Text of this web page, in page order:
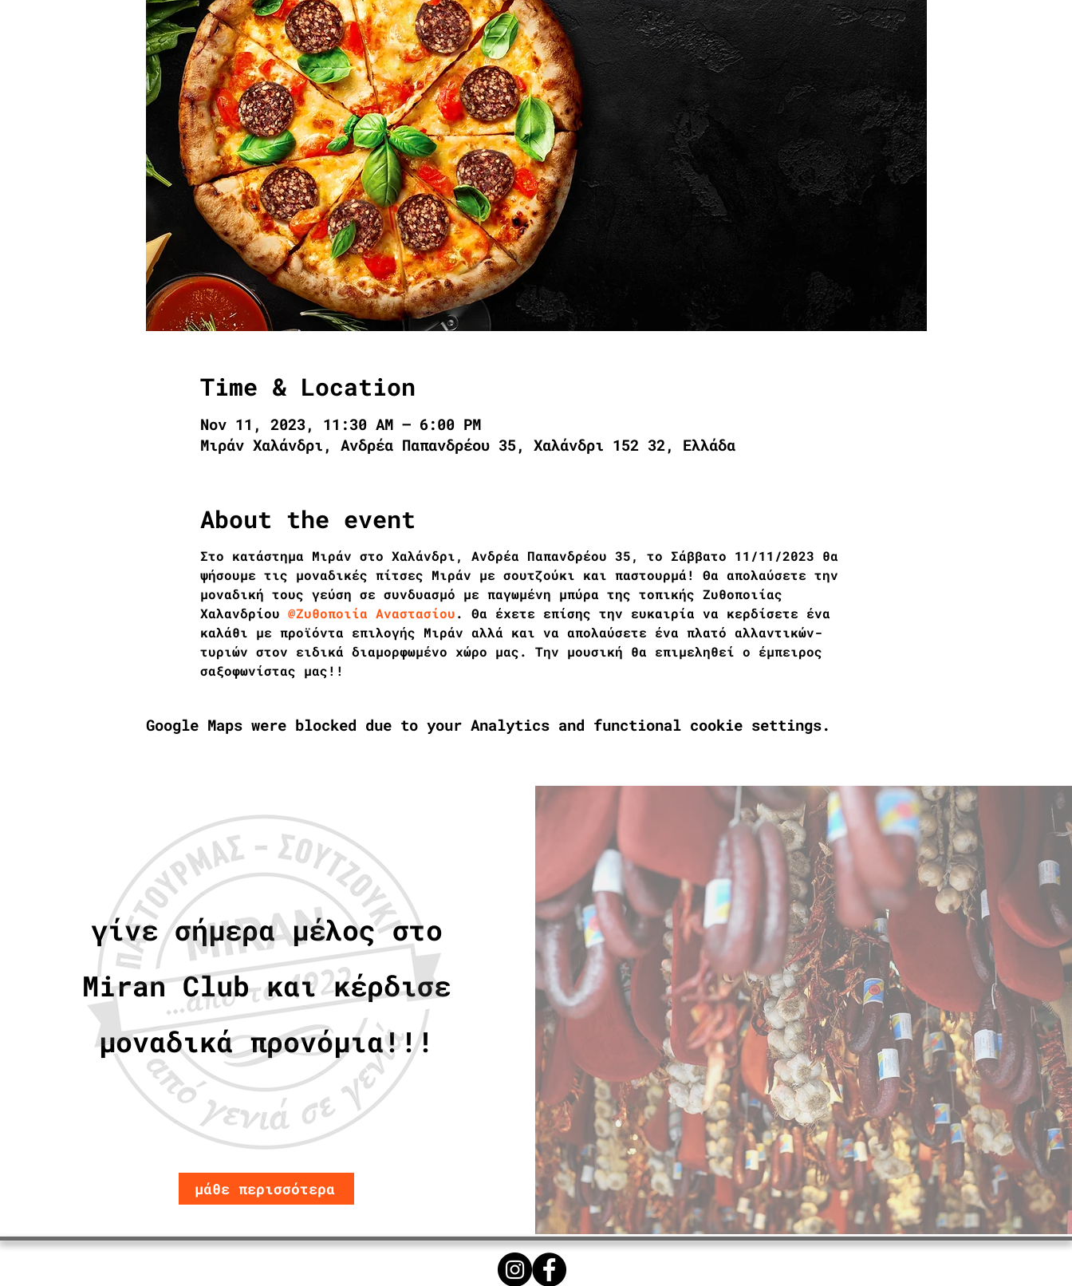
Time & Location
Nov 11, 2023, 11:30 AM – 6:00 PM
Μιράν Χαλάνδρι, Ανδρέα Παπανδρέου 35, Χαλάνδρι 152 32, Ελλάδα
About the event
Στο κατάστημα Μιράν στο Χαλάνδρι, Ανδρέα Παπανδρέου 35, το Σάββατο 11/11/2023 θα
ψήσουμε τις μοναδικές πίτσες Μιράν με σουτζούκι και παστουρμά! Θα απολαύσετε την
μοναδική τους γεύση σε συνδυασμό με παγωμένη μπύρα της τοπικής Ζυθοποιίας
Χαλανδρίου @Ζυθοποιία Αναστασίου. Θα έχετε επίσης την ευκαιρία να κερδίσετε ένα
καλάθι με προϊόντα επιλογής Μιράν αλλά και να απολαύσετε ένα πλατό αλλαντικών-
τυριών στον ειδικά διαμορφωμένο χώρο μας. Την μουσική θα επιμεληθεί ο έμπειρος
σαξοφωνίστας μας!!
Google Maps were blocked due to your Analytics and functional cookie settings.
γίνε σήμερα μέλος στο
Miran Club και κέρδισε
μοναδικά προνόμια!!!
μάθε περισσότερα